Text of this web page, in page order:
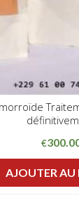
€
AJOUTER AU